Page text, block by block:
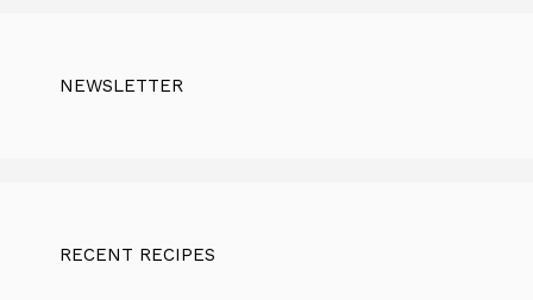
NEWSLETTER
RECENT RECIPES